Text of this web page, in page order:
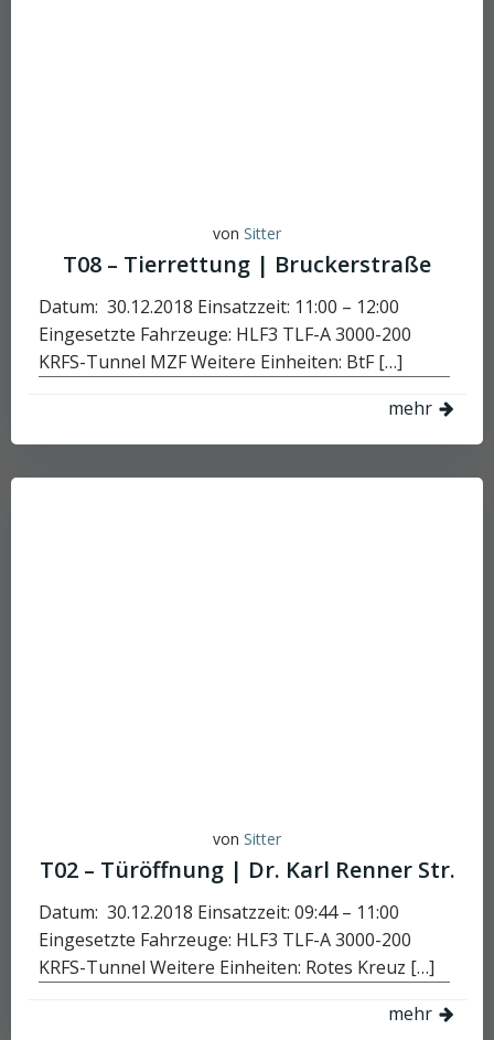
von Sitter
T08 – Tierrettung | Bruckerstraße
Datum: 30.12.2018 Einsatzzeit: 11:00 – 12:00
Eingesetzte Fahrzeuge: HLF3 TLF-A 3000-200
KRFS-Tunnel MZF Weitere Einheiten: BtF […]
mehr
von Sitter
T02 – Türöffnung | Dr. Karl Renner Str.
Datum: 30.12.2018 Einsatzzeit: 09:44 – 11:00
Eingesetzte Fahrzeuge: HLF3 TLF-A 3000-200
KRFS-Tunnel Weitere Einheiten: Rotes Kreuz […]
mehr